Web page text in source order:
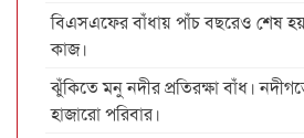
বিএসএফের বাঁধায় পাঁচ বছরেও শেষ
কাজ।
ঝুঁকিতে মনু নদীর প্রতিরক্ষা বাঁধ।
হাজারো পরিবার।